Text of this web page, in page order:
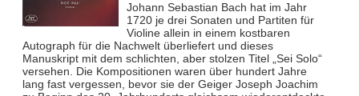
Johann Sebastian Bach hat im Jahr
1720 je drei Sonaten und Partiten für
Violine allein in einem kostbaren
Autograph für die Nachwelt überliefert und dieses
Manuskript mit dem schlichten, aber stolzen Titel „Sei Solo“
versehen. Die Kompositionen waren über hundert Jahre
lang fast vergessen, bevor sie der Geiger Joseph Joachim